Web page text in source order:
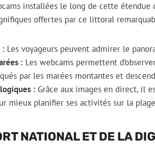
installées le long de cette
offertes par ce littoral
: Les voyageurs peuvent admirer le
: Les webcams permettent
par les marées montantes et
: Grâce aux images en direct, il
mieux planifier ses activités sur la
NATIONAL ET DE LA